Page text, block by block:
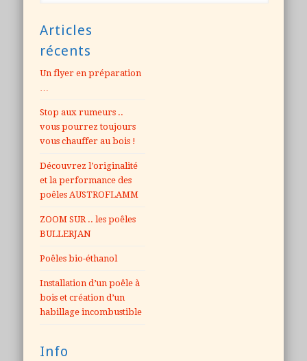
Articles
récents
Un flyer en préparation
…
Stop aux rumeurs ..
vous pourrez toujours
vous chauffer au bois !
Découvrez l’originalité
et la performance des
poêles AUSTROFLAMM
ZOOM SUR .. les poêles
BULLERJAN
Poêles bio-éthanol
Installation d’un poêle à
bois et création d’un
habillage incombustible
Info